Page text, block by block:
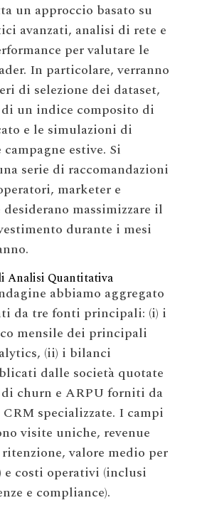
un approccio basato su
avanzati, analisi di rete e
per valutare le
In particolare, verranno
di selezione dei dataset,
un indice composito di
e le simulazioni di
estive. Si
serie di raccomandazioni
marketer e
massimizzare il
durante i mesi
Analisi Quantitativa
abbiamo aggregato
da tre fonti principali: (i) i
mensile dei principali
(ii) i bilanci
dalle società quotate
churn e ARPU forniti da
specializzate. I campi
visite uniche, revenue
valore medio per
e costi operativi (inclusi
e compliance).